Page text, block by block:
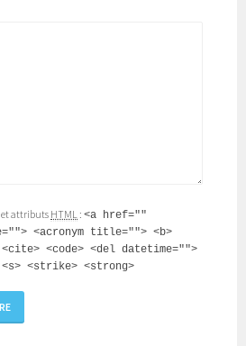
et attributs HTML :<a href=""
<acronym title=""> <b>
<code> <del datetime="">
<strike> <strong>